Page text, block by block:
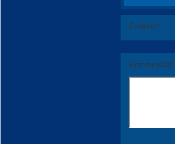
Értékeld!
Kommentáld!